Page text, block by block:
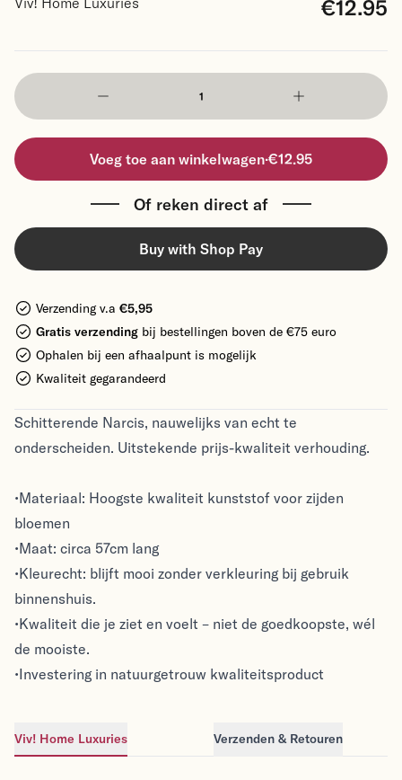
Viv! Home Luxuries €12.95
Voeg toe aan winkelwagen·€12.95
Of reken direct af
Buy with Shop Pay
Verzending v.a €5,95
Gratis verzending bij bestellingen boven de €75 euro
Ophalen bij een afhaalpunt is mogelijk
Kwaliteit gegarandeerd
Schitterende Narcis, nauwelijks van echt te
onderscheiden. Uitstekende prijs-kwaliteit verhouding.
•Materiaal: Hoogste kwaliteit kunststof voor zijden
bloemen
•Maat: circa 57cm lang
•Kleurecht: blijft mooi zonder verkleuring bij gebruik
binnenshuis.
•Kwaliteit die je ziet en voelt – niet de goedkoopste, wél
de mooiste.
•Investering in natuurgetrouw kwaliteitsproduct
Viv! Home Luxuries Verzenden & Retouren